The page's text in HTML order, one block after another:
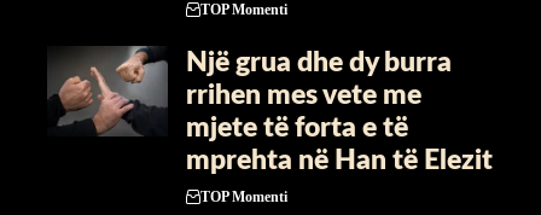
TOP Momenti
Një grua dhe dy burra
rrihen mes vete me
mjete të forta e të
mprehta në Han të Elezit
TOP Momenti